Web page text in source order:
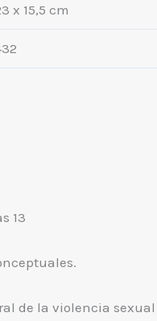
x 15,5 cm
13
de la violencia